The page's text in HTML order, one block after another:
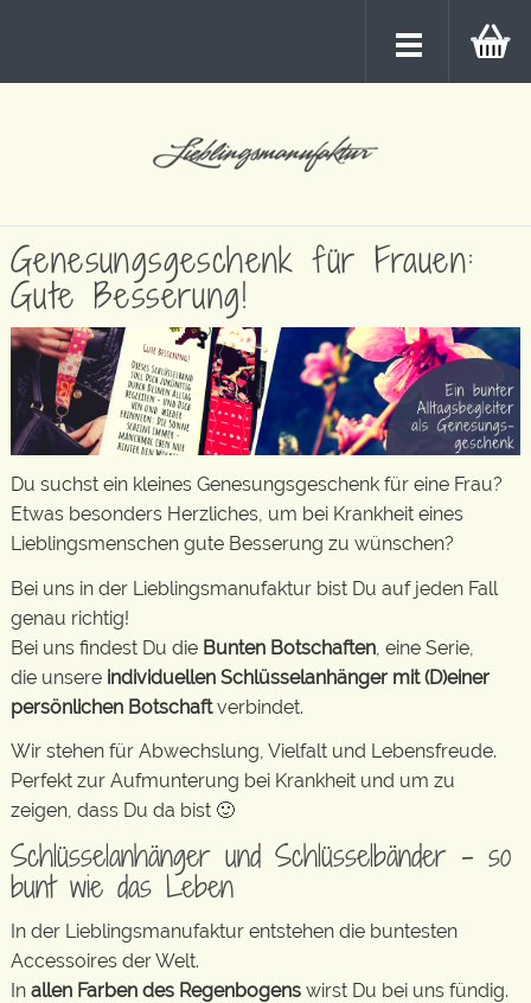
Genesungsgeschenk für Frauen:
Gute Besserung!
Du suchst ein kleines Genesungsgeschenk für eine Frau?
Etwas besonders Herzliches, um bei Krankheit eines
Lieblingsmenschen gute Besserung zu wünschen?
Bei uns in der Lieblingsmanufaktur bist Du auf jeden Fall
genau richtig!
Bei uns findest Du die Bunten Botschaften , eine Serie,
die unsere individuellen Schlüsselanhänger mit (D)einer
persönlichen Botschaftverbindet.
Wir stehen für Abwechslung, Vielfalt und Lebensfreude.
Perfekt zur Aufmunterung bei Krankheit und um zu
zeigen, dass Du da bist 🙂
Schlüsselanhänger und Schlüsselbänder – so
bunt wie das Leben
In der Lieblingsmanufaktur entstehen die buntesten
Accessoires der Welt.
In allen Farben des Regenbogens wirst Du bei uns fündig.